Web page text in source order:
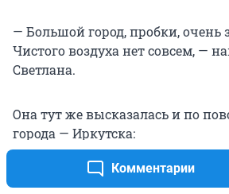
Комментарии
— Большой город, пробки, очень
Чистого воздуха нет совсем, —
Светлана.
Она тут же высказалась и по
города — Иркутска:
— Посмотреть не на что. Цены